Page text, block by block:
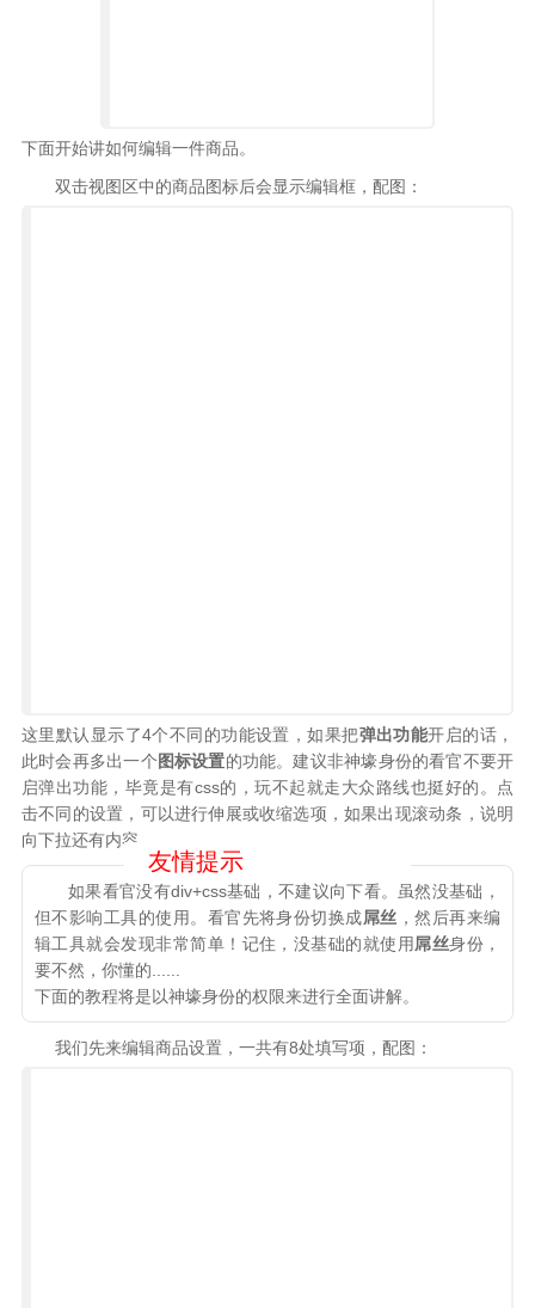
下面开始讲如何编辑一件商品。
双击视图区中的商品图标后会显示编辑框，配图：
这里默认显示了4个不同的功能设置，如果把弹出功能开启的话，
此时会再多出一个图标设置的功能。建议非神壕身份的看官不要开
启弹出功能，毕竟是有css的，玩不起就走大众路线也挺好的。点
击不同的设置，可以进行伸展或收缩选项，如果出现滚动条，说明
向下拉还有内容。
如果看官没有div+css基础，不建议向下看。虽然没基础，
但不影响工具的使用。看官先将身份切换成屌丝 ，然后再来编
辑工具就会发现非常简单！记住，没基础的就使用屌丝身份，
要不然，你懂的......
下面的教程将是以神壕身份的权限来进行全面讲解。
我们先来编辑商品设置，一共有8处填写项，配图：